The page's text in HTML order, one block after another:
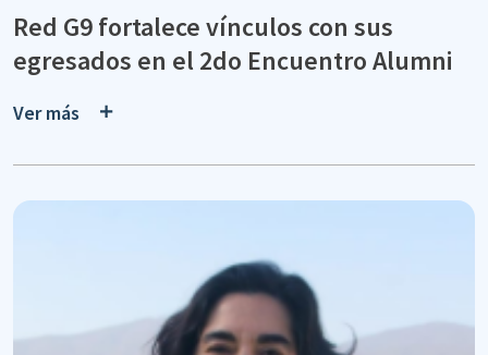
Red G9 fortalece vínculos con sus
egresados en el 2do Encuentro Alumni
Ver más